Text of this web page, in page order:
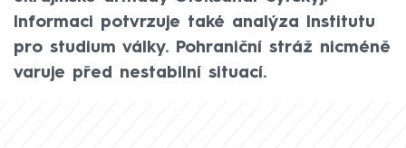
Informaci potvrzuje také analýza Institutu
pro studium války. Pohraniční stráž nicméně
varuje před nestabilní situací.